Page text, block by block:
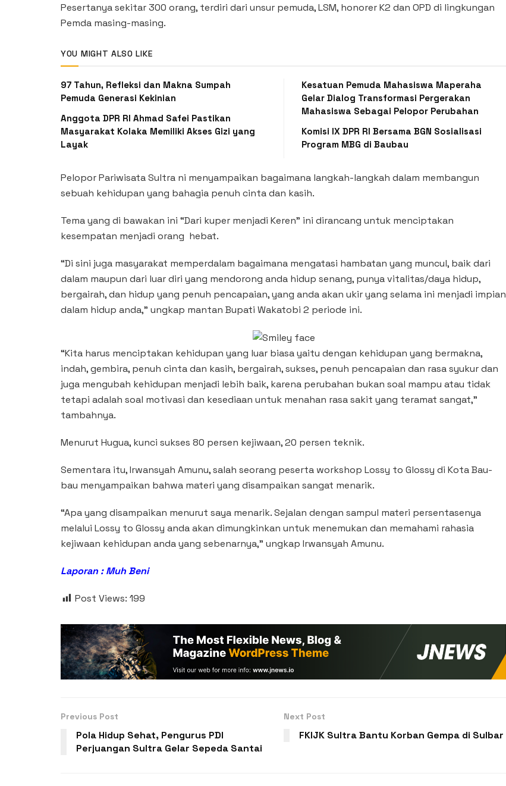
Pesertanya sekitar 300 orang, terdiri dari unsur pemuda, LSM, honorer K2 dan OPD di lingkungan
Pemda masing-masing.
YOU MIGHT ALSO LIKE
‎97 Tahun, Refleksi dan Makna Sumpah
Pemuda Generasi Kekinian
Anggota DPR RI Ahmad Safei Pastikan
Masyarakat Kolaka Memiliki Akses Gizi yang
Layak
Kesatuan Pemuda Mahasiswa Maperaha
Gelar Dialog Transformasi Pergerakan
Mahasiswa Sebagai Pelopor Perubahan
Komisi IX DPR RI Bersama BGN Sosialisasi
Program MBG di Baubau
Pelopor Pariwisata Sultra ni menyampaikan bagaimana langkah-langkah dalam membangun
sebuah kehidupan yang bahagia penuh cinta dan kasih.
Tema yang di bawakan ini “Dari kuper menjadi Keren” ini dirancang untuk menciptakan
kesempatan menjadi orang hebat.
“Di sini juga masyarakat memperdalam bagaimana mengatasi hambatan yang muncul, baik dari
dalam maupun dari luar diri yang mendorong anda hidup senang, punya vitalitas/daya hidup,
bergairah, dan hidup yang penuh pencapaian, yang anda akan ukir yang selama ini menjadi impian
dalam hidup anda,” ungkap mantan Bupati Wakatobi 2 periode ini.
“Kita harus menciptakan kehidupan yang luar biasa yaitu dengan kehidupan yang bermakna,
indah, gembira, penuh cinta dan kasih, bergairah, sukses, penuh pencapaian dan rasa syukur dan
juga mengubah kehidupan menjadi lebih baik, karena perubahan bukan soal mampu atau tidak
tetapi adalah soal motivasi dan kesediaan untuk menahan rasa sakit yang teramat sangat,”
tambahnya.
Menurut Hugua, kunci sukses 80 persen kejiwaan, 20 persen teknik.
Sementara itu, Irwansyah Amunu, salah seorang peserta workshop Lossy to Glossy di Kota Bau-
bau menyampaikan bahwa materi yang disampaikan sangat menarik.
“Apa yang disampaikan menurut saya menarik. Sejalan dengan sampul materi persentasenya
melalui Lossy to Glossy anda akan dimungkinkan untuk menemukan dan memahami rahasia
kejiwaan kehidupan anda yang sebenarnya,” ungkap Irwansyah Amunu.
Laporan : Muh Beni
Post Views: 199
Previous Post
Pola Hidup Sehat, Pengurus PDI
Perjuangan Sultra Gelar Sepeda Santai
Next Post
FKIJK Sultra Bantu Korban Gempa di Sulbar